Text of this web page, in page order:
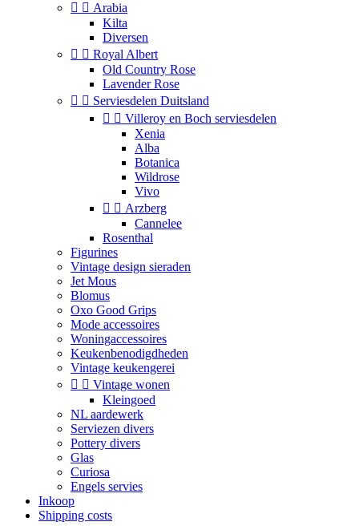
  Arabia
Kilta
Diversen
  Royal Albert
Old Country Rose
Lavender Rose
  Serviesdelen Duitsland
  Villeroy en Boch serviesdelen
Xenia
Alba
Botanica
Wildrose
Vivo
  Arzberg
Cannelee
Rosenthal
Figurines
Vintage design sieraden
Jet Mous
Blomus
Oxo Good Grips
Mode accessoires
Woningaccessoires
Keukenbenodigdheden
Vintage keukengerei
  Vintage wonen
Kleingoed
NL aardewerk
Serviezen divers
Pottery divers
Glas
Curiosa
Engels servies
Inkoop
Shipping costs